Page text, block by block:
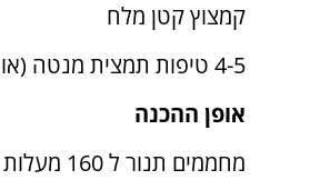
קמצוץ קטן מלח
4-5 טיפות תמצית מנטה (או תפוז)
אופן ההכנה
מחממים תנור ל 160 מעלות על מצב טורבו.